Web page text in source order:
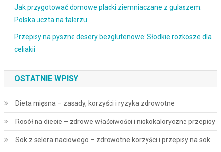
Jak przygotować domowe placki ziemniaczane z gulaszem:
Polska uczta na talerzu
Przepisy na pyszne desery bezglutenowe: Słodkie rozkosze dla
celiakii
OSTATNIE WPISY
Dieta mięsna – zasady, korzyści i ryzyka zdrowotne
Rosół na diecie – zdrowe właściwości i niskokaloryczne przepisy
Sok z selera naciowego – zdrowotne korzyści i przepisy na sok